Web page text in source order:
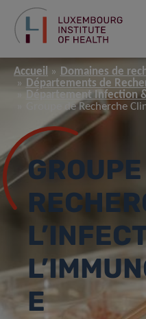
Accueil
Domaines de
Départements de
Département Infection
Groupe de Recherche
E